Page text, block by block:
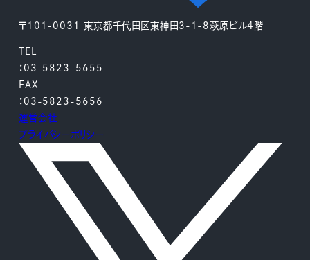
〒101-0031 東京都千代田区東神田3-1-8萩原ビル4階
TEL
：03-5823-5655
FAX
：03-5823-5656
運営会社
プライバシーポリシー